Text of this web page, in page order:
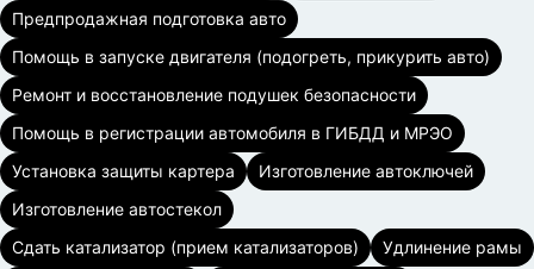
Предпродажная подготовка авто
Помощь в запуске двигателя (подогреть, прикурить авто)
Ремонт и восстановление подушек безопасности
Помощь в регистрации автомобиля в ГИБДД и МРЭО
Установка защиты картера
Изготовление автоключей
Изготовление автостекол
Сдать катализатор (прием катализаторов)
Удлинение рамы